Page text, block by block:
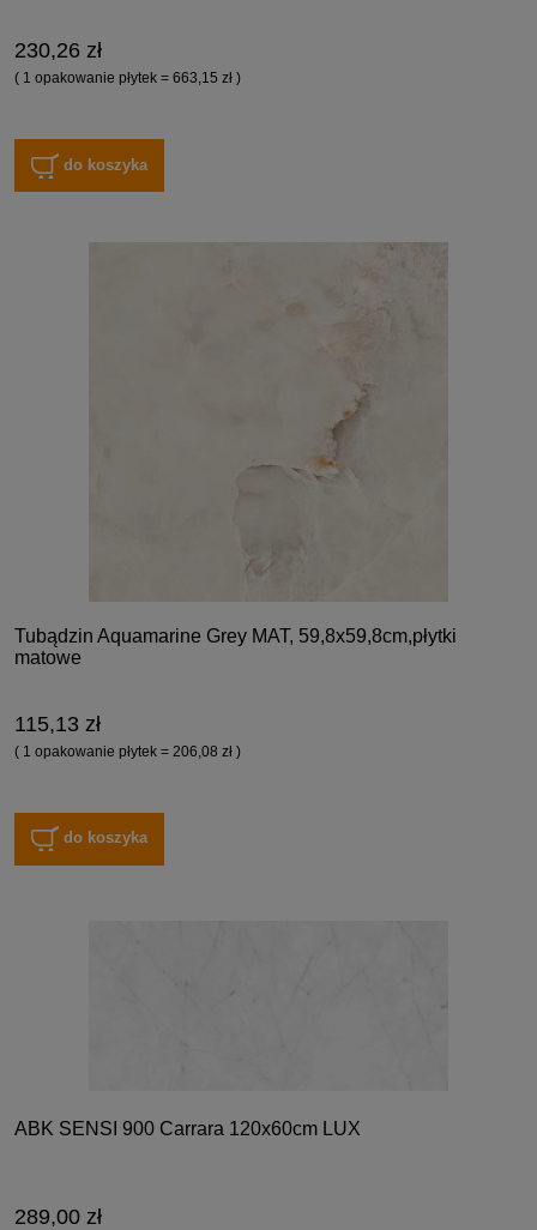
230,26 zł
( 1 opakowanie płytek = 663,15 zł )
do koszyka
Tubądzin Aquamarine Grey MAT, 59,8x59,8cm,płytki
matowe
115,13 zł
( 1 opakowanie płytek = 206,08 zł )
do koszyka
ABK SENSI 900 Carrara 120x60cm LUX
289,00 zł